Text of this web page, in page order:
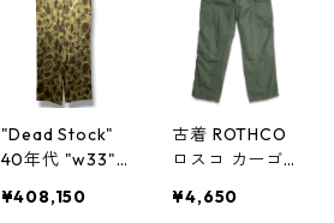
60719
"Dead Stock"
40年代 "w33"
3 ダックハンタ
¥408,150
古着 ROTHCO
ロスコ カーゴ
ンツ ダブルニ
¥4,650